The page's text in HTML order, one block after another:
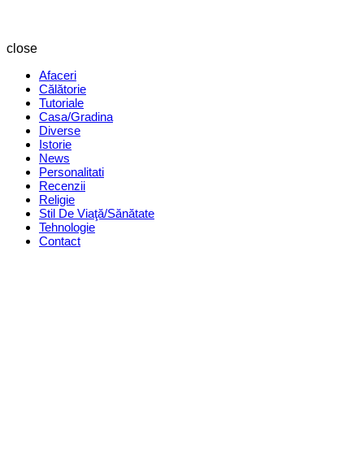
close
Afaceri
Călătorie
Tutoriale
Casa/Gradina
Diverse
Istorie
News
Personalitati
Recenzii
Religie
Stil De Viaţă/Sănătate
Tehnologie
Contact